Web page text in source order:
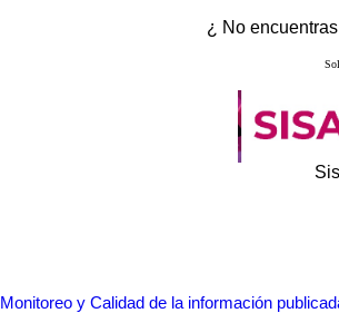
¿ No
Monitoreo y Calidad de la información